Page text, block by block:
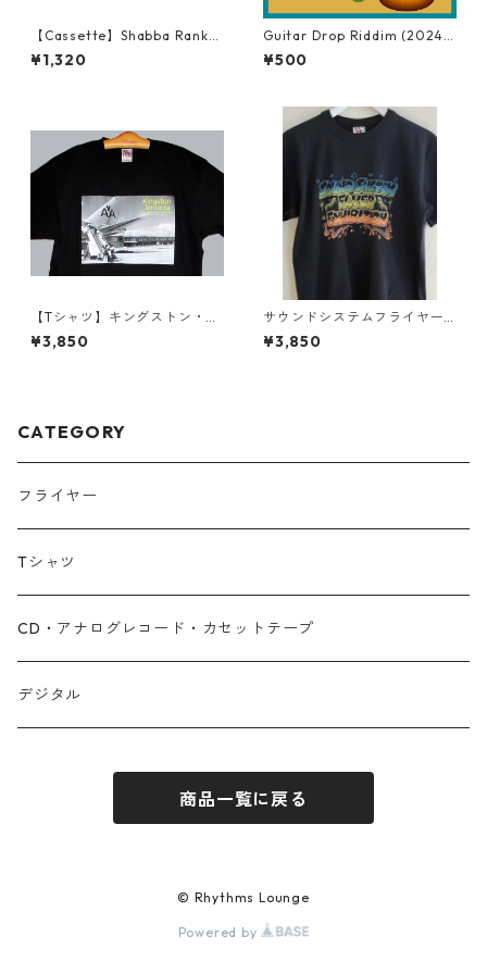
【Cassette】Shabba Ranks
Featuring KRS-1 The Jam
¥1,320
Guitar Drop Riddim (2024V
ersion) Sample Pack
¥500
【Tシャツ】キングストン・ノ
ーマン・マンレー国際空港シ
リーズ
¥3,850
サウンドシステムフライヤー
展 Tシャツ
¥3,850
CATEGORY
フライヤー
Tシャツ
CD・アナログレコード・カセットテープ
デジタル
商品一覧に戻る
© Rhythms Lounge
Powered by